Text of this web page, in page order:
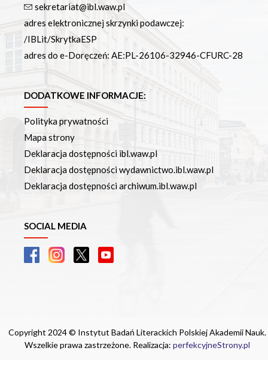
sekretariat@ibl.waw.pl
adres elektronicznej skrzynki podawczej:
/IBLit/SkrytkaESP
adres do e-Doręczeń: AE:PL-26106-32946-CFURC-28
DODATKOWE INFORMACJE:
Polityka prywatności
Mapa strony
Deklaracja dostępności ibl.waw.pl
Deklaracja dostępności wydawnictwo.ibl.waw.pl
Deklaracja dostępności archiwum.ibl.waw.pl
SOCIAL MEDIA
Copyright 2024 © Instytut Badań Literackich Polskiej Akademii Nauk.
Wszelkie prawa zastrzeżone. Realizacja: perfekcyjneStrony.pl